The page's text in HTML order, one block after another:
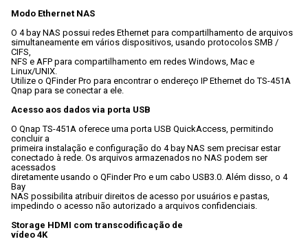
Modo Ethernet NAS
O 4 bay NAS possui redes Ethernet para compartilhamento de arquivos
simultaneamente em vários dispositivos, usando protocolos SMB /
CIFS,
NFS e AFP para compartilhamento em redes Windows, Mac e
Linux/UNIX.
Utilize o QFinder Pro para encontrar o endereço IP Ethernet do TS-451A
Qnap para se conectar a ele.
Acesso aos dados via porta USB
O Qnap TS-451A oferece uma porta USB QuickAccess, permitindo
concluir a
primeira instalação e configuração do 4 bay NAS sem precisar estar
conectado à rede. Os arquivos armazenados no NAS podem ser
acessados
diretamente usando o QFinder Pro e um cabo USB3.0. Além disso, o 4
Bay
NAS possibilita atribuir direitos de acesso por usuários e pastas,
impedindo o acesso não autorizado a arquivos confidenciais.
Storage HDMI com transcodificação de
vídeo 4K